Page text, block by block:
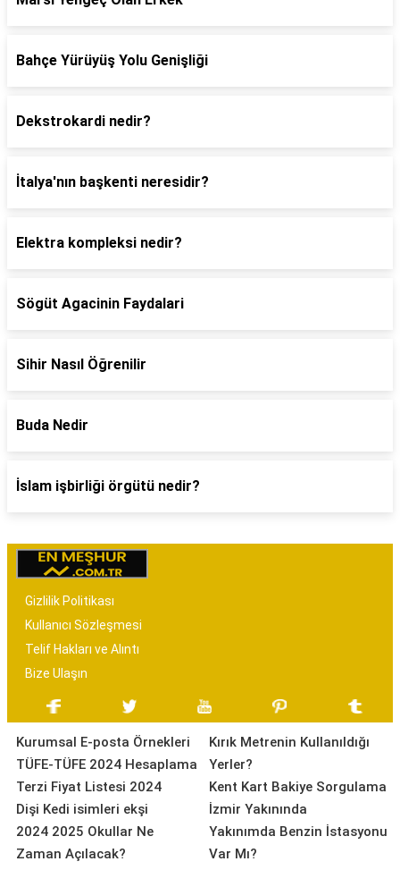
Bahçe Yürüyüş Yolu Genişliği
Dekstrokardi nedir?
İtalya'nın başkenti neresidir?
Elektra kompleksi nedir?
Sögüt Agacinin Faydalari
Sihir Nasıl Öğrenilir
Buda Nedir
İslam işbirliği örgütü nedir?
Gizlilik Politikası
Kullanıcı Sözleşmesi
Telif Hakları ve Alıntı
Bize Ulaşın
Kurumsal E-posta Örnekleri
TÜFE-TÜFE 2024 Hesaplama
Terzi Fiyat Listesi 2024
Dişi Kedi isimleri ekşi
2024 2025 Okullar Ne
Zaman Açılacak?
Kırık Metrenin Kullanıldığı
Yerler?
Kent Kart Bakiye Sorgulama
İzmir Yakınında
Yakınımda Benzin İstasyonu
Var Mı?